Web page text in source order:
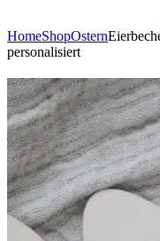
HomeShopOstern
personalisiert